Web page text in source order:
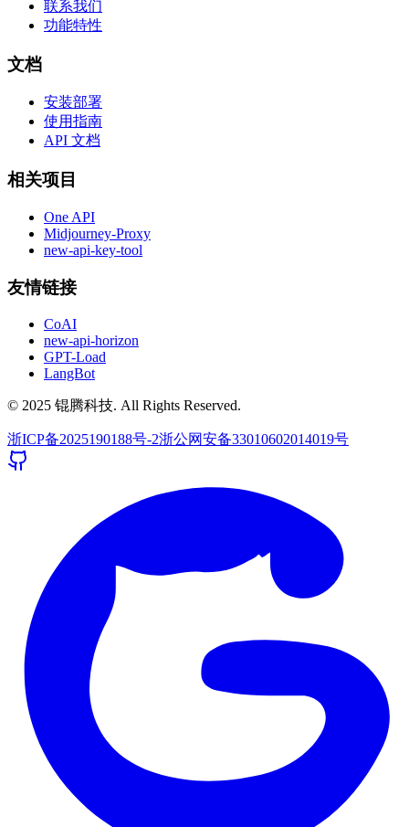
联系我们
功能特性
文档
安装部署
使用指南
API 文档
相关项目
One API
Midjourney-Proxy
new-api-key-tool
友情链接
CoAI
new-api-horizon
GPT-Load
LangBot
© 2025 锟腾科技. All Rights Reserved.
浙ICP备2025190188号-2浙公网安备33010602014019号